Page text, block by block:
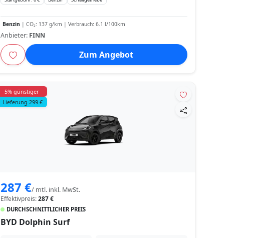
Benzin | CO₂: 137 g/km | Verbrauch: 6.1 l/100km
Anbieter: FINN
Zum Angebot
5% günstiger
Lieferung 299 €
287 €/ mtl. inkl. MwSt.
Effektivpreis:287 €
DURCHSCHNITTLICHER PREIS
BYD Dolphin Surf